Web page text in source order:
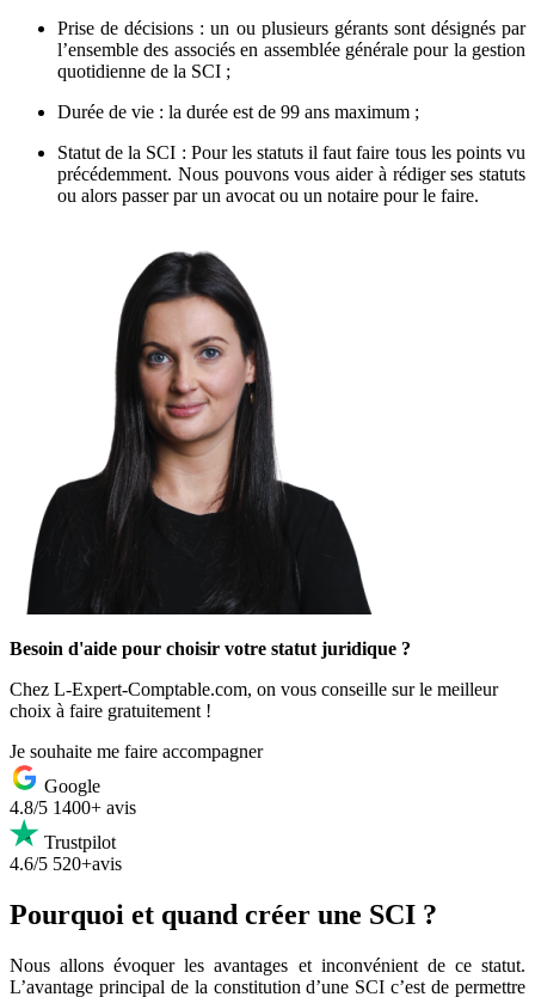
Prise de décisions : un ou plusieurs gérants sont désignés par
l’ensemble des associés en assemblée générale pour la gestion
quotidienne de la SCI ;
Durée de vie : la durée est de 99 ans maximum ;
Statut de la SCI : Pour les statuts il faut faire tous les points vu
précédemment. Nous pouvons vous aider à rédiger ses statuts
ou alors passer par un avocat ou un notaire pour le faire.
Besoin d'aide pour choisir votre statut juridique ?
Chez L-Expert-Comptable.com, on vous conseille sur le meilleur
choix à faire gratuitement !
Je souhaite me faire accompagner
Google
4.8/5 1400+ avis
Trustpilot
4.6/5 520+avis
Pourquoi et quand créer une SCI ?
Nous allons évoquer les avantages et inconvénient de ce statut.
L’avantage principal de la constitution d’une SCI c’est de permettre